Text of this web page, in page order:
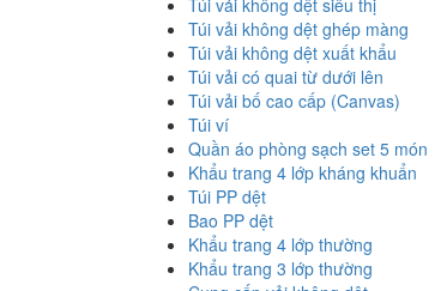
Túi vải không dệt siêu thị
Túi vải không dệt ghép màng
Túi vải không dệt xuất khẩu
Túi vải có quai từ dưới lên
Túi vải bố cao cấp (Canvas)
Túi ví
Quần áo phòng sạch set 5 món
Khẩu trang 4 lớp kháng khuẩn
Túi PP dệt
Bao PP dệt
Khẩu trang 4 lớp thường
Khẩu trang 3 lớp thường